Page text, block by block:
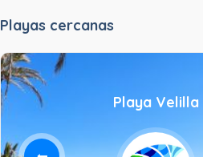
Playas cercanas
Playa Velilla